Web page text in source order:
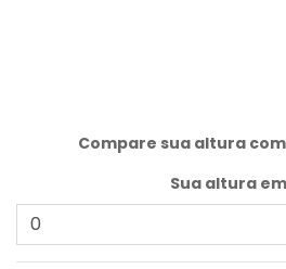
Compare sua altura
Sua altura